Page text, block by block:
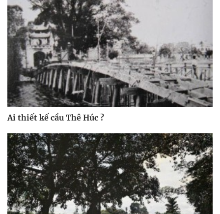
Ai thiết kế cầu Thê Húc ?